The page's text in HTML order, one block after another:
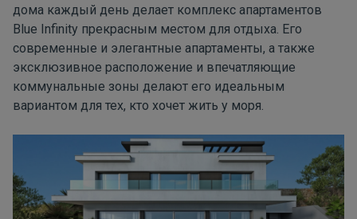
дома каждый день делает комплекс апартаментов
Blue Infinity прекрасным местом для отдыха. Его
современные и элегантные апартаменты, а также
эксклюзивное расположение и впечатляющие
коммунальные зоны делают его идеальным
вариантом для тех, кто хочет жить у моря.